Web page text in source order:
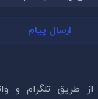
ارسال پیام
طریق تلگرام و